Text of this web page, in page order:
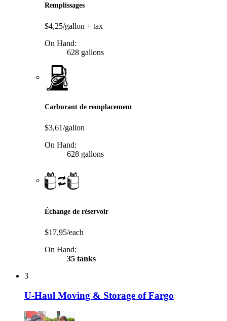
Remplissages
$4,25/gallon + tax
On Hand:
628 gallons
Carburant de remplacement
$3,61/gallon
On Hand:
628 gallons
Échange de réservoir
$17,95/each
On Hand:
35 tanks
3
U-Haul Moving & Storage of Fargo